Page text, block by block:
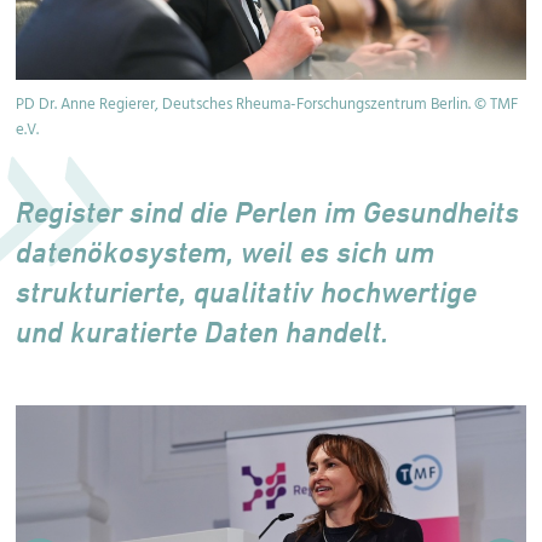
PD Dr. Anne Regierer, Deutsches Rheuma-Forschungszentrum Berlin. © TMF
e.V.
Register sind die Perlen im Gesundheits
datenökosystem, weil es sich um
strukturierte, qualitativ hochwertige
und kuratierte Daten handelt.